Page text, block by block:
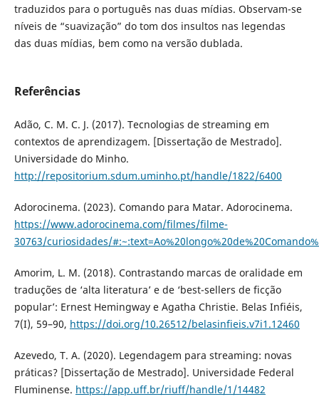
traduzidos para o português nas duas mídias. Observam-se
níveis de “suavização” do tom dos insultos nas legendas
das duas mídias, bem como na versão dublada.
Referências
Adão, C. M. C. J. (2017). Tecnologias de streaming em
contextos de aprendizagem. [Dissertação de Mestrado].
Universidade do Minho.
http://repositorium.sdum.uminho.pt/handle/1822/6400
Adorocinema. (2023). Comando para Matar. Adorocinema.
https://www.adorocinema.com/filmes/filme-
30763/curiosidades/
Amorim, L. M. (2018). Contrastando marcas de oralidade em
traduções de ‘alta literatura’ e de ‘best-sellers de ficção
popular’: Ernest Hemingway e Agatha Christie. Belas Infiéis,
7(I), 59–90, https://doi.org/10.26512/belasinfieis.v7i1.12460
Azevedo, T. A. (2020). Legendagem para streaming: novas
práticas? [Dissertação de Mestrado]. Universidade Federal
Fluminense. https://app.uff.br/riuff/handle/1/14482